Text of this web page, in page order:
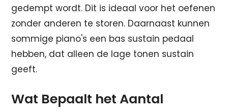
gedempt wordt. Dit is ideaal voor het oefenen
zonder anderen te storen. Daarnaast kunnen
sommige piano's een bas sustain pedaal
hebben, dat alleen de lage tonen sustain
geeft.
Wat Bepaalt het Aantal